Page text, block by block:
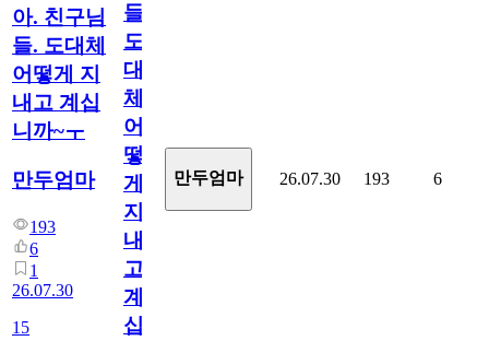
아. 친구님
들. 도대체
어떻게 지
내고 계십
니까~ㅜ
만두엄마
193
6
1
26.07.30
15
들.
도
대
체
어
떻
게
지
내
고
계
십
만두엄마 26.07.30 193 6